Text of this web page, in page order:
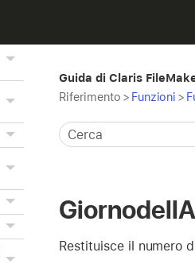
Guida di Claris
Riferimento > Funzioni >
Restituisce il numero